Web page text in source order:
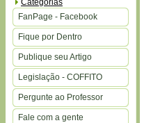
Categorias
FanPage - Facebook
Fique por Dentro
Publique seu Artigo
Legislação - COFFITO
Pergunte ao Professor
Fale com a gente